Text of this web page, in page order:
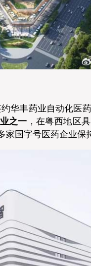
华丰药业自动化医
之一 ，在粤西地区
家国字号医药企业保